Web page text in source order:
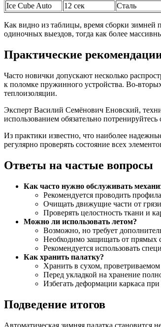
Ice Cube Auto
12 сек Сталь
Как видно из таблицы, время сборки зимней
одиночных выездов, тогда как более
Практические
Часто новички допускают несколько
к поломке пружинного устройства. Во-
теплоизоляции.
Эксперт Василий Семёнович Еновский,
использованием обязательно
Из практики известно, что наиболее
регулярно проверять состояние всех
Ответы на частые вопросы
Как часто нужно обслуживать
Рекомендуется проводить
Очищать движущие части от
Проверять целостность ткани и
Можно ли использовать летом?
Возможно, но требует
Необходимо защищать от прямых
Рекомендуется использовать
Как хранить палатку?
Хранить в сухом,
Перед укладкой на хранение
Избегать деформации каркаса
Подведение итогов
Автоматическая зимняя палатка